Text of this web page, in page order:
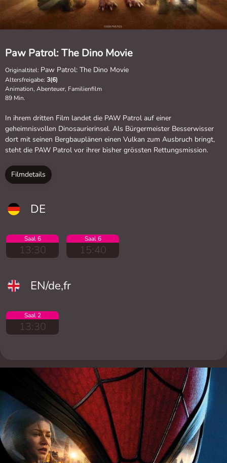
Paw Patrol: The Dino Movie
Originaltitel: Paw Patrol: The Dino Movie
Altersfreigabe: 3(6)
Animation, Abenteuer, Familienfilm
89 Min.
In ihrem dritten Film landet die PAW Patrol auf einer
geheimnisvollen Dinosaurierinsel. Als Bürgermeister Besserwisser
dort mit seinen Bergbauplänen einen Vulkan zum Ausbruch bringt,
steht die PAW Patrol vor ihrer bisher grössten Rettungsmission.
Filmdetails
DE
Saal 6
13:30
Saal 6
15:40
EN/de,fr
Saal 2
13:30